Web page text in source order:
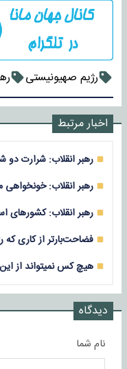
رژیم صهیونیستی
اخبار مرتبط
رهبر انقلاب: شرارت دو
رهبر انقلاب:
رهبر انقلاب: کشورهای
فضاحت‌بارتر از کاری
هیچ کس نمیتواند از
دیدگاه
نام شما